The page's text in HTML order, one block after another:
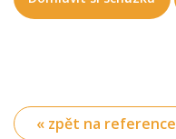
« zpět na reference